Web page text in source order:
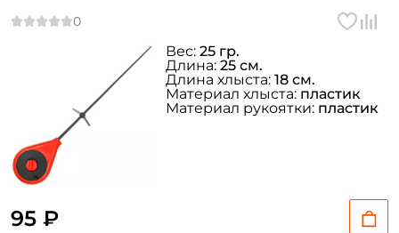
95 ₽
Вес: 25 гр.
Длина: 25 см.
Длина хлыста: 18 см.
Материал хлыста: пластик
Материал рукоятки: пластик